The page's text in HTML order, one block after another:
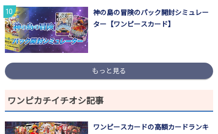
神の島の冒険のパック開封シミュレー
ター【ワンピースカード】
もっと見る
ワンピカチイチオシ記事
ワンピースカードの高額カードランキ